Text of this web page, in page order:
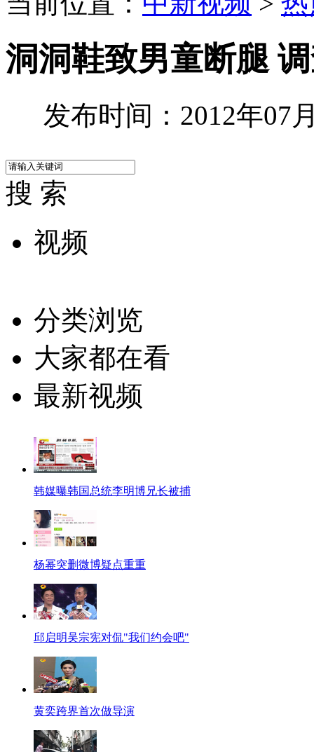
洞洞鞋致男童断腿
发布时间：2012年07
搜 索
视频
分类浏览
大家都在看
最新视频
韩媒曝韩国总统李明博兄长被捕
杨幂突删微博疑点重重
邱启明吴宗宪对侃"我们约会吧"
黄奕跨界首次做导演